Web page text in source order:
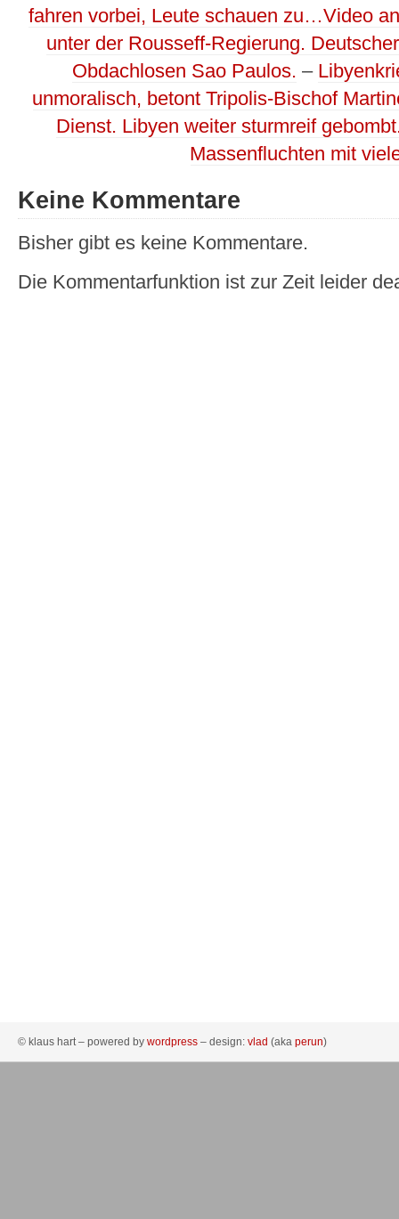
fahren vorbei, Leute schauen zu…Video
unter der Rousseff-Regierung.
Obdachlosen Sao Paulos. –
unmoralisch, betont Tripolis-Bischof
Dienst. Libyen weiter sturmreif
Massenfluchten mit
Keine Kommentare
Bisher gibt es keine Kommentare.
Die Kommentarfunktion ist zur Zeit leider
© klaus hart – powered by wordpress – design: vlad (aka perun)